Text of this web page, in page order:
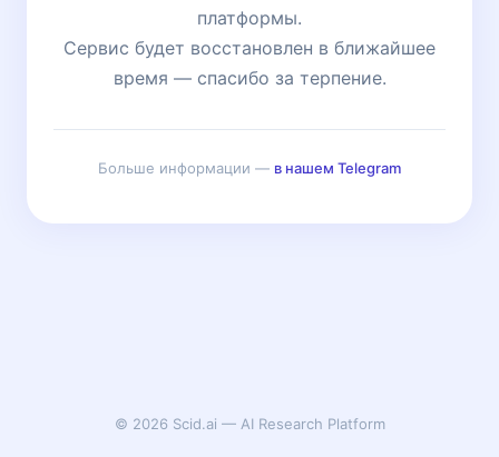
платформы.
Сервис будет восстановлен в ближайшее
время — спасибо за терпение.
Больше информации — в нашем Telegram
© 2026 Scid.ai — AI Research Platform